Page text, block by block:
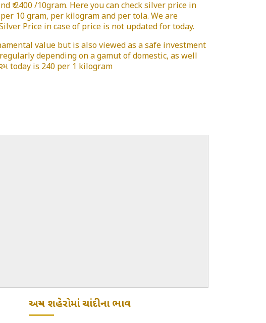
₹ 2400 /10gram. Here you can check silver price in
10 gram, per kilogram and per tola. We are
Price in case of price is not updated for today.
value but is also viewed as a safe investment
depending on a gamut of domestic, as well
today is 240 per 1 kilogram
અન્ય શહેરોમાં ચાંદીના ભાવ